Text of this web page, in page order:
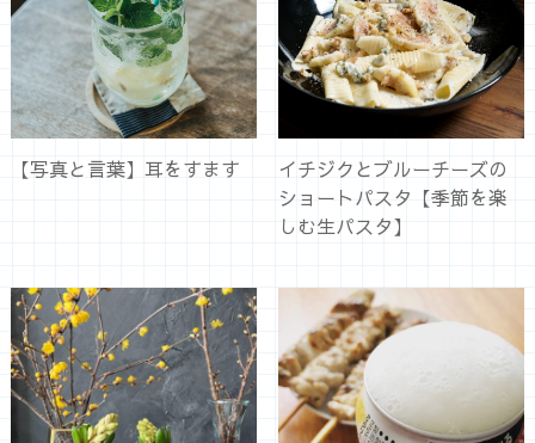
【写真と言葉】耳をすます
イチジクとブルーチーズの
ショートパスタ【季節を楽
しむ生パスタ】